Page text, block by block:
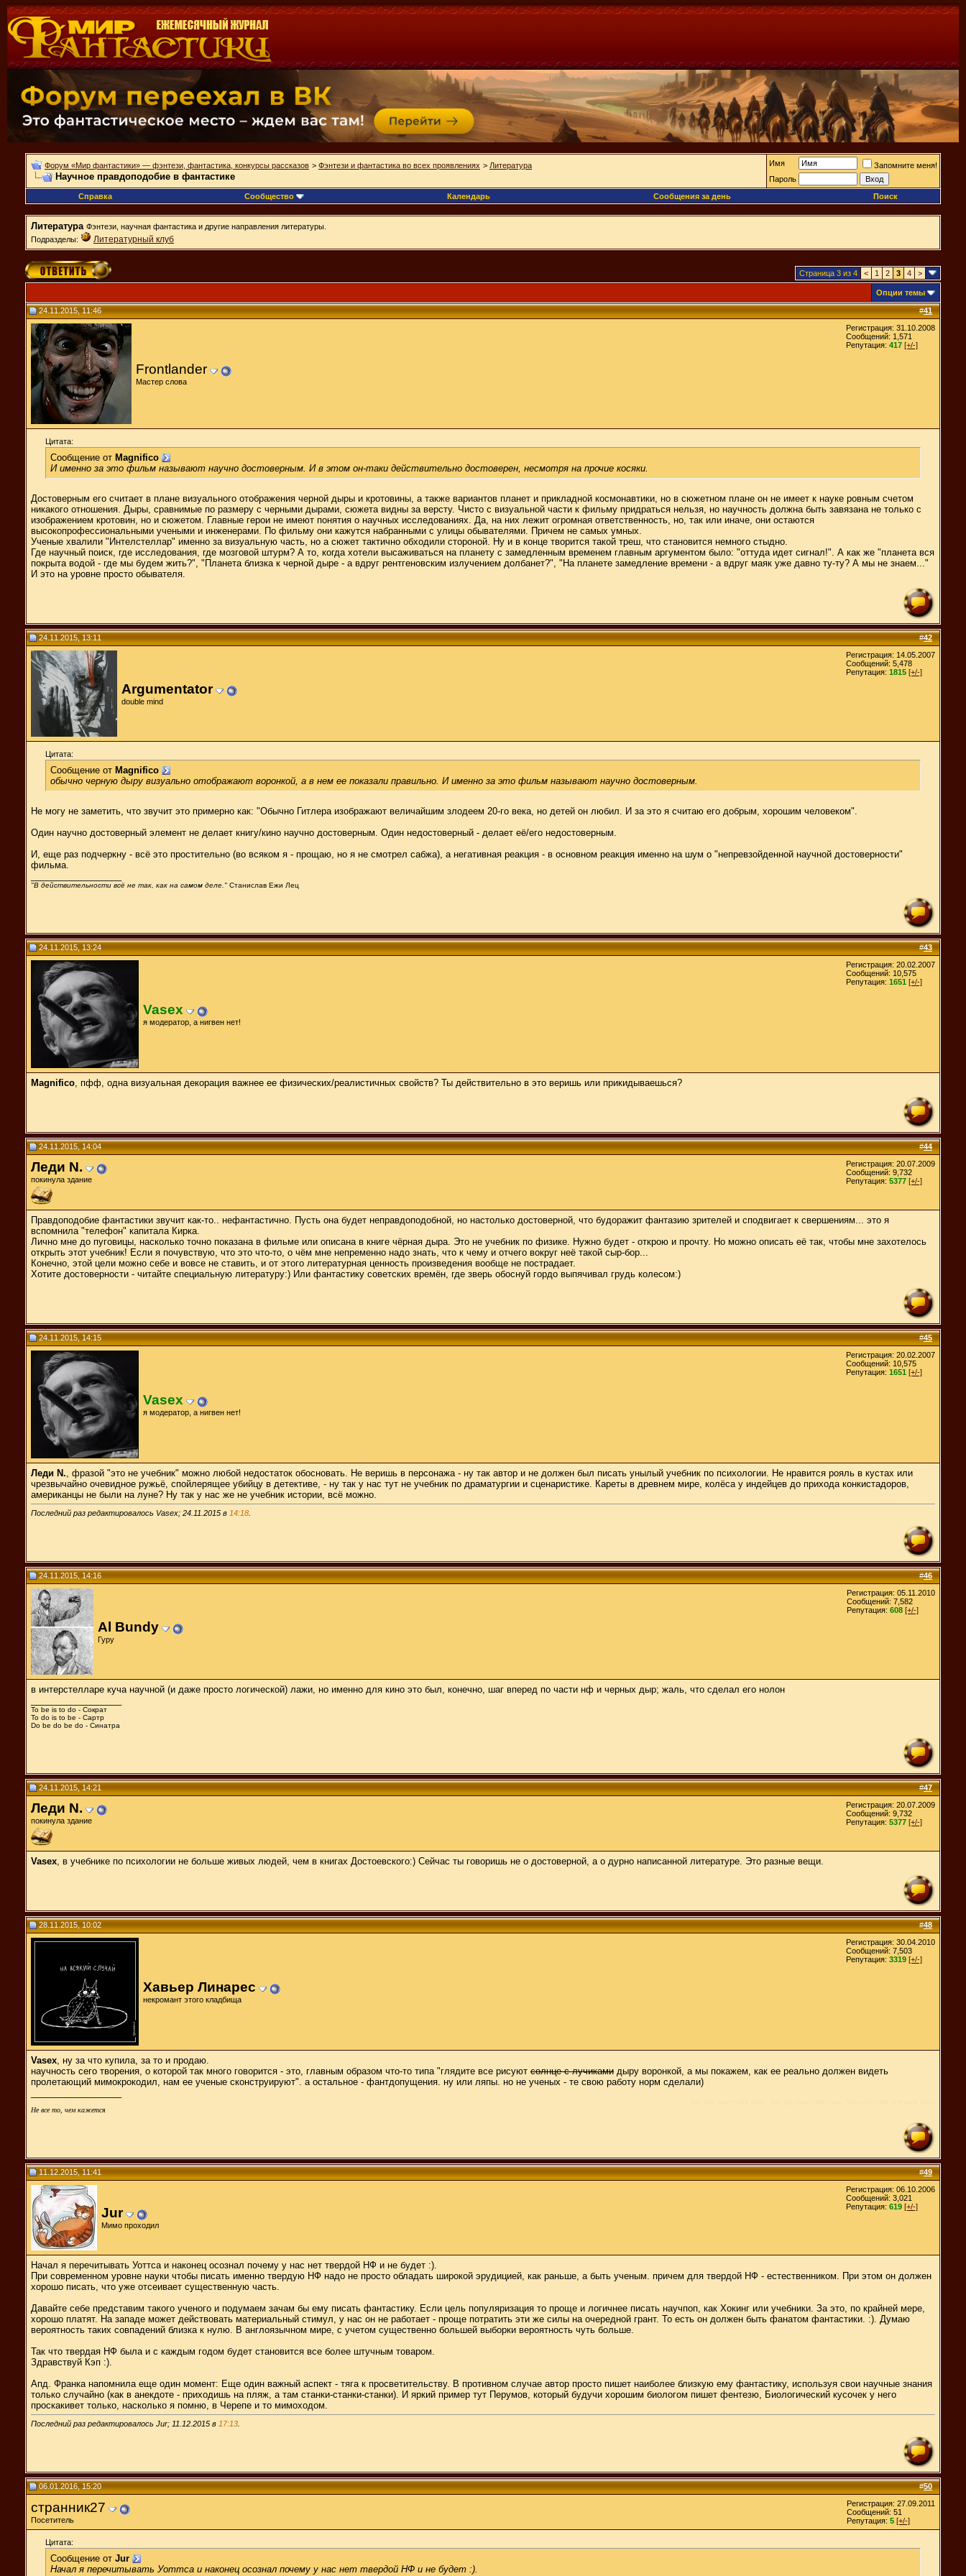
Форум «Мир фантастики» — фэнтези, фантастика, конкурсы рассказов > Фэнтези и фантастика во всех проявлениях > Литература
Научное правдоподобие в фантастике
Имя
Запомните меня!
Пароль
Справка
Сообщество Календарь Сообщения за день Поиск
Литература Фэнтези, научная фантастика и другие направления литературы.
Подразделы:
Литературный клуб
Страница 3 из 4 < 1 2 3 4 >
Опции темы
#41
24.11.2015, 11:46
Frontlander
Мастер слова
Регистрация: 31.10.2008
Сообщений: 1,571
Репутация: 417 [+/-]
Цитата:
Сообщение от Magnifico
И именно за это фильм называют научно достоверным. И в этом он-таки действительно достоверен, несмотря на прочие косяки.
Достоверным его считает в плане визуального отображения черной дыры и кротовины, а также вариантов планет и прикладной космонавтики, но в сюжетном плане он не имеет к науке ровным счетом
никакого отношения. Дыры, сравнимые по размеру с черными дырами, сюжета видны за версту. Чисто с визуальной части к фильму придраться нельзя, но научность должна быть завязана не только с
изображением кротовин, но и сюжетом. Главные герои не имеют понятия о научных исследованиях. Да, на них лежит огромная ответственность, но, так или иначе, они остаются
высокопрофессиональными учеными и инженерами. По фильму они кажутся набранными с улицы обывателями. Причем не самых умных.
Ученые хвалили "Интелстеллар" именно за визуальную часть, но а сюжет тактично обходили стороной. Ну и в конце творится такой треш, что становится немного стыдно.
Где научный поиск, где исследования, где мозговой штурм? А то, когда хотели высаживаться на планету с замедленным временем главным аргументом было: "оттуда идет сигнал!". А как же "планета вся
покрыта водой - где мы будем жить?", "Планета близка к черной дыре - а вдруг рентгеновским излучением долбанет?", "На планете замедление времени - а вдруг маяк уже давно ту-ту? А мы не знаем..."
И это на уровне просто обывателя.
#42
24.11.2015, 13:11
Argumentator
double mind
Регистрация: 14.05.2007
Сообщений: 5,478
Репутация: 1815 [+/-]
Цитата:
Сообщение от Magnifico
обычно черную дыру визуально отображают воронкой, а в нем ее показали правильно. И именно за это фильм называют научно достоверным.
Не могу не заметить, что звучит это примерно как: "Обычно Гитлера изображают величайшим злодеем 20-го века, но детей он любил. И за это я считаю его добрым, хорошим человеком".
Один научно достоверный элемент не делает книгу/кино научно достоверным. Один недостоверный - делает её/его недостоверным.
И, еще раз подчеркну - всё это простительно (во всяком я - прощаю, но я не смотрел сабжа), а негативная реакция - в основном реакция именно на шум о "непревзойденной научной достоверности"
фильма.
"В действительности всё не так, как на самом деле." Станислав Ежи Лец
#43
24.11.2015, 13:24
Vasex
я модератор, а нигвен нет!
Регистрация: 20.02.2007
Сообщений: 10,575
Репутация: 1651 [+/-]
Magnifico , пфф, одна визуальная декорация важнее ее физических/реалистичных свойств? Ты действительно в это веришь или прикидываешься?
#44
24.11.2015, 14:04
Леди N.
покинула здание
Регистрация: 20.07.2009
Сообщений: 9,732
Репутация: 5377 [+/-]
Правдоподобие фантастики звучит как-то.. нефантастично. Пусть она будет неправдоподобной, но настолько достоверной, что будоражит фантазию зрителей и сподвигает к свершениям... это я
вспомнила "телефон" капитала Кирка.
Лично мне до пуговицы, насколько точно показана в фильме или описана в книге чёрная дыра. Это не учебник по физике. Нужно будет - открою и прочту. Но можно описать её так, чтобы мне захотелось
открыть этот учебник! Если я почувствую, что это что-то, о чём мне непременно надо знать, что к чему и отчего вокруг неё такой сыр-бор...
Конечно, этой цели можно себе и вовсе не ставить, и от этого литературная ценность произведения вообще не пострадает.
Хотите достоверности - читайте специальную литературу:) Или фантастику советских времён, где зверь обоснуй гордо выпячивал грудь колесом:)
#45
24.11.2015, 14:15
Vasex
я модератор, а нигвен нет!
Регистрация: 20.02.2007
Сообщений: 10,575
Репутация: 1651 [+/-]
Леди N. , фразой "это не учебник" можно любой недостаток обосновать. Не веришь в персонажа - ну так автор и не должен был писать унылый учебник по психологии. Не нравится рояль в кустах или
чрезвычайно очевидное ружьё, спойлерящее убийцу в детективе, - ну так у нас тут не учебник по драматургии и сценаристике. Кареты в древнем мире, колёса у индейцев до прихода конкистадоров,
американцы не были на луне? Ну так у нас же не учебник истории, всё можно.
Последний раз редактировалось Vasex; 24.11.2015 в 14:18
#46
24.11.2015, 14:16
Al Bundy
Гуру
Регистрация: 05.11.2010
Сообщений: 7,582
Репутация: 608 [+/-]
в интерстелларе куча научной (и даже просто логической) лажи, но именно для кино это был, конечно, шаг вперед по части нф и черных дыр; жаль, что сделал его нолон
To be is to do - Сократ
To do is to be - Сартр
Do be do be do - Синатра
#47
24.11.2015, 14:21
Леди N.
покинула здание
Регистрация: 20.07.2009
Сообщений: 9,732
Репутация: 5377 [+/-]
Vasex , в учебнике по психологии не больше живых людей, чем в книгах Достоевского:) Сейчас ты говоришь не о достоверной, а о дурно написанной литературе. Это разные вещи.
#48
28.11.2015, 10:02
Хавьер Линарес
некромант этого кладбища
Регистрация: 30.04.2010
Сообщений: 7,503
Репутация: 3319 [+/-]
Vasex , ну за что купила, за то и продаю.
научность сего творения, о которой так много говорится - это, главным образом что-то типа "глядите все рисуют солнце с лучиками дыру воронкой, а мы покажем, как ее реально должен видеть
пролетающий мимокрокодил, нам ее ученые сконструируют". а остальное - фантдопущения. ну или ляпы. но не ученых - те свою работу норм сделали)
Не все то, чем кажется
#49
11.12.2015, 11:41
Jur
Мимо проходил
Регистрация: 06.10.2006
Сообщений: 3,021
Репутация: 619 [+/-]
Начал я перечитывать Уоттса и наконец осознал почему у нас нет твердой НФ и не будет :).
При современном уровне науки чтобы писать именно твердую НФ надо не просто обладать широкой эрудицией, как раньше, а быть ученым. причем для твердой НФ - естественником. При этом он должен
хорошо писать, что уже отсеивает существенную часть.
Давайте себе представим такого ученого и подумаем зачам бы ему писать фантастику. Если цель популяризация то проще и логичнее писать научпоп, как Хокинг или учебники. За это, по крайней мере,
хорошо платят. На западе может действовать материальный стимул, у нас он не работает - проще потратить эти же силы на очередной грант. То есть он должен быть фанатом фантастики. :). Думаю
вероятность таких совпадений близка к нулю. В англоязычном мире, с учетом существенно большей выборки вероятность чуть больше.
Так что твердая НФ была и с каждым годом будет становится все более штучным товаром.
Здравствуй Кэп :).
Апд. Франка напомнила еще один момент: Еще один важный аспект - тяга к просветительству. В противном случае автор просто пишет наиболее близкую ему фантастику, используя свои научные знания
только случайно (как в анекдоте - приходишь на пляж, а там станки-станки-станки). И яркий пример тут Перумов, который будучи хорошим биологом пишет фентезю, Биологический кусочек у него
проскакивет только, насколько я помню, в Черепе и то мимоходом.
Последний раз редактировалось Jur; 11.12.2015 в 17:13
#50
06.01.2016, 15:20
странник27
Посетитель
Регистрация: 27.09.2011
Сообщений: 51
Репутация: 5 [+/-]
Цитата:
Сообщение от Jur
Начал я перечитывать Уоттса и наконец осознал почему у нас нет твердой НФ и не будет :).